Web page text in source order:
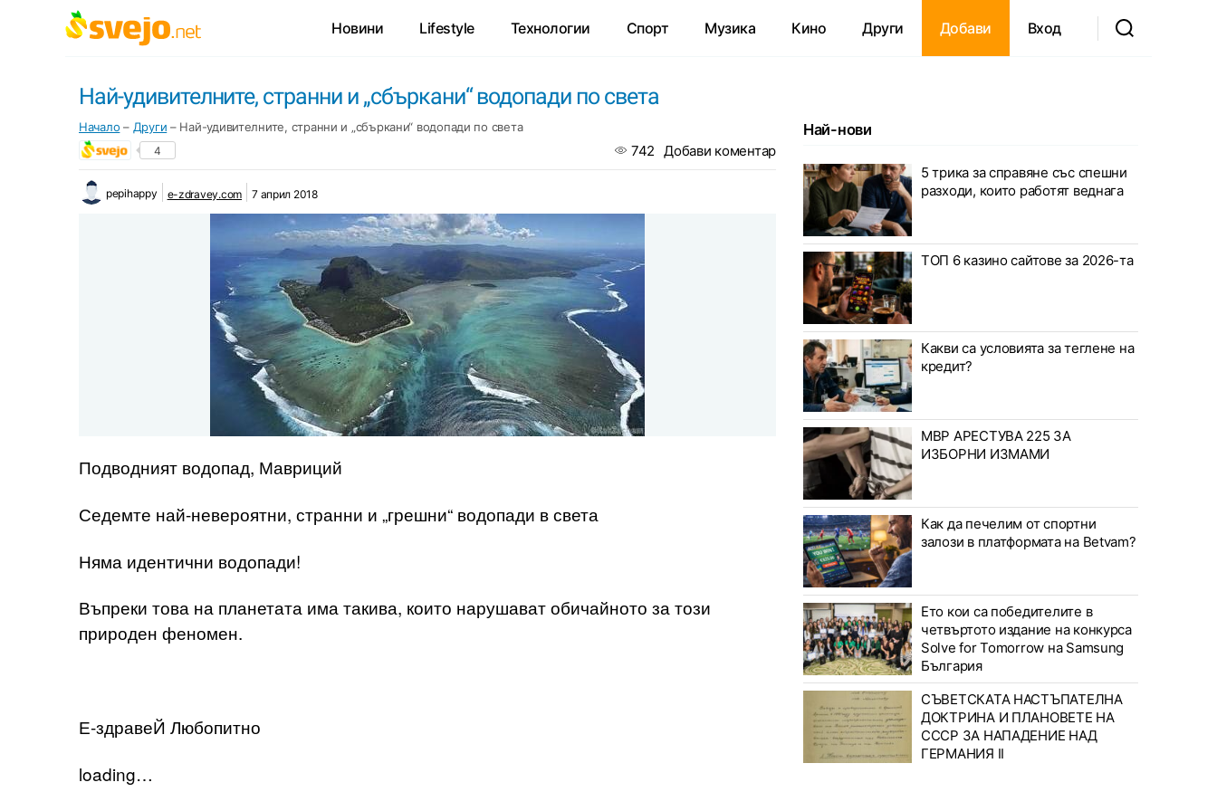
Новини Lifestyle Технологии Спорт Музика Кино Други Добави Вход
Най-удивителните, странни и „сбъркани“ водопади по света
Начало – Други – Най-удивителните, странни и „сбъркани“ водопади по света
4 742 Добави коментар
pepihappy e-zdravey.com 7 април 2018
Подводният водопад, Мавриций
Седемте най-невероятни, странни и „грешни“ водопади в света
Няма идентични водопади!
Въпреки това на планетата има такива, които нарушават обичайното за този
природен феномен.
Е-здравеЙ Любопитно
loading…
Най-нови
5 трика за справяне със спешни
разходи, които работят веднага
ТОП 6 казино сайтове за 2026-та
Какви са условията за теглене на
кредит?
МВР АРЕСТУВА 225 ЗА
ИЗБОРНИ ИЗМАМИ
Как да печелим от спортни
залози в платформата на Betvam?
Ето кои са победителите в
четвъртото издание на конкурса
Solve for Tomorrow на Samsung
България
СЪВЕТСКАТА НАСТЪПАТЕЛНА
ДОКТРИНА И ПЛАНОВЕТЕ НА
СССР ЗА НАПАДЕНИЕ НАД
ГЕРМАНИЯ II